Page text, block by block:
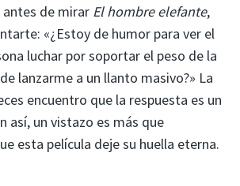
de mirar El hombre elefante,
«¿Estoy de humor para ver el
luchar por soportar el peso de la
lanzarme a un llanto masivo?» La
encuentro que la respuesta es un
así, un vistazo es más que
esta película deje su huella eterna.